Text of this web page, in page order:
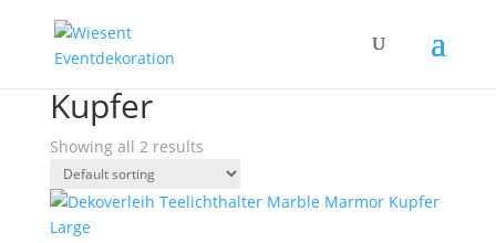
Kupfer
Showing all 2 results